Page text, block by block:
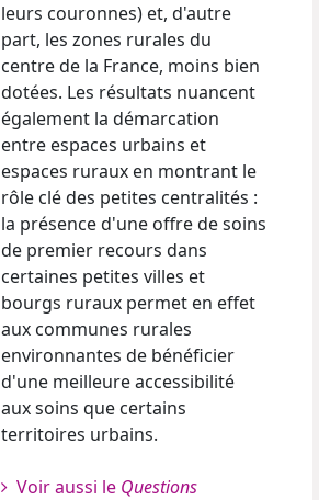
leurs couronnes) et, d'autre
part, les zones rurales du
centre de la France, moins bien
dotées. Les résultats nuancent
également la démarcation
entre espaces urbains et
espaces ruraux en montrant le
rôle clé des petites centralités :
la présence d'une offre de soins
de premier recours dans
certaines petites villes et
bourgs ruraux permet en effet
aux communes rurales
environnantes de bénéficier
d'une meilleure accessibilité
aux soins que certains
territoires urbains.
Voir aussi le Questions